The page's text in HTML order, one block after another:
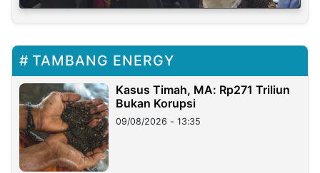
TAMBANG ENERGY
Kasus Timah, MA: Rp271 Triliun
Bukan Korupsi
09/08/2026 - 13:35